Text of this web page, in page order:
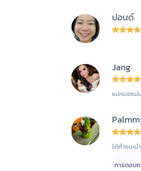
ปอนด์
Jang
แม่หมอแม่
ให้คำแนะ
การตอบ